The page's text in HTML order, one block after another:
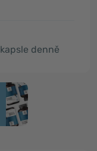
kapsle denně